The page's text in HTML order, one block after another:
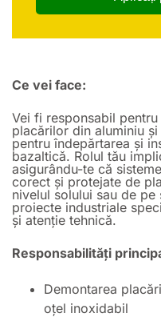
Ce vei face:
Vei fi responsabil
placărilor din aluminiu
pentru îndepărtarea și
bazaltică. Rolul tău
asigurându-te că
corect și protejate de
nivelul solului sau de
proiecte industriale
și atenție tehnică.
Responsabilități
Demontarea
oțel inoxidabil